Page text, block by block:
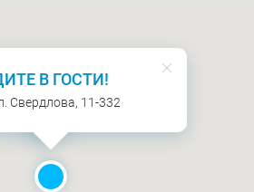
В ГОСТИ!
Свердлова, 11-332